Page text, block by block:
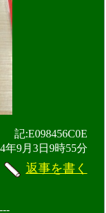
記:E098456C0E
年9月3日9時55分
返事を書く